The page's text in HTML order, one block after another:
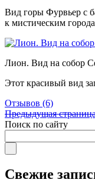
Вид горы Фурвьер с
к мистическим
Лион. Вид на собор
Этот красивый вид
Отзывов (6)
Предыдущая
Поиск по сайту
Свежие